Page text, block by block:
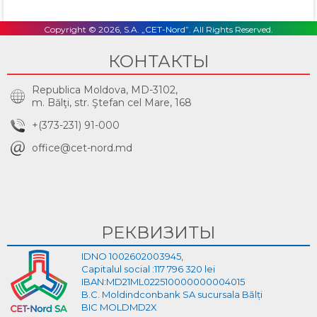
Copyright © 2026, S.A. „CET-Nord”. All Rights Reserved.
КОНТАКТЫ
Republica Moldova, MD-3102,
m. Bălţi, str. Ştefan cel Mare, 168
+(373-231) 91-000
office@cet-nord.md
РЕКВИЗИТЫ
IDNO 1002602003945,
Capitalul social :117 796 320 lei
IBAN:MD21ML022510000000004015
B.C. Moldindconbank SA sucursala Bălți
BIC MOLDMD2X